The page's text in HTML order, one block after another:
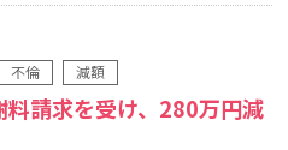
不倫 減額
料請求を受け、280万円減